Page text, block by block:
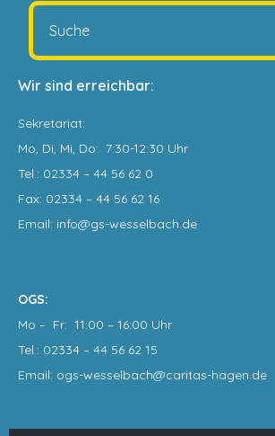
Wir sind erreichbar:
Sekretariat:
Mo, Di, Mi, Do: 7:30-12:30 Uhr
Tel.: 02334 – 44 56 62 0
Fax: 02334 – 44 56 62 16
Email: info@gs-wesselbach.de
OGS:
Mo – Fr: 11:00 – 16:00 Uhr
Tel.: 02334 – 44 56 62 15
Email: ogs-wesselbach@caritas-hagen.de